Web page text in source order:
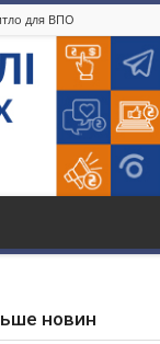
для ВПО
новин